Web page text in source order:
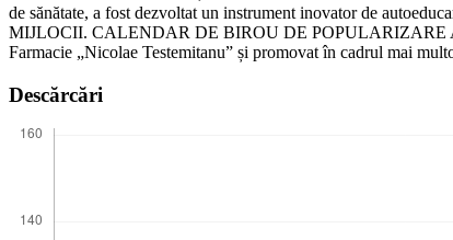
de sănătate, a fost dezvoltat un instrument inovator de
MIJLOCII. CALENDAR DE BIROU DE POPULARIZARE A
Farmacie „Nicolae Testemitanu” și promovat în cadrul mai
Descărcări